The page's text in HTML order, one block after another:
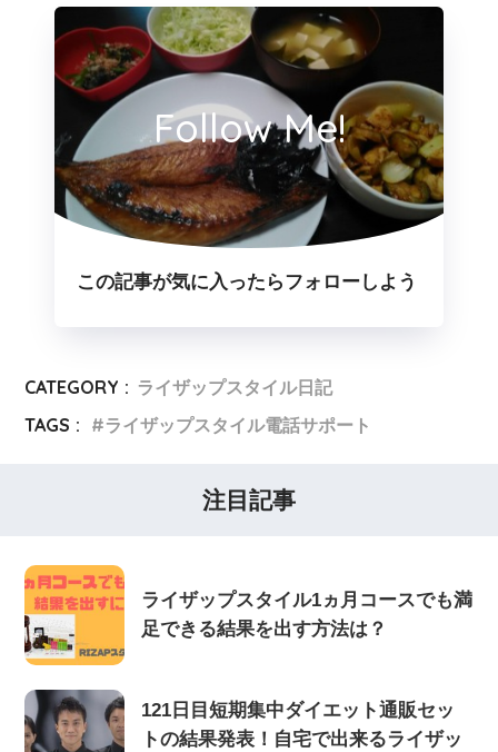
Follow Me!
この記事が気に入ったらフォローしよう
CATEGORY : ライザップスタイル日記
TAGS :
ライザップスタイル電話サポート
注目記事
ライザップスタイル1ヵ月コースでも満
足できる結果を出す方法は？
121日目短期集中ダイエット通販セッ
トの結果発表！自宅で出来るライザッ